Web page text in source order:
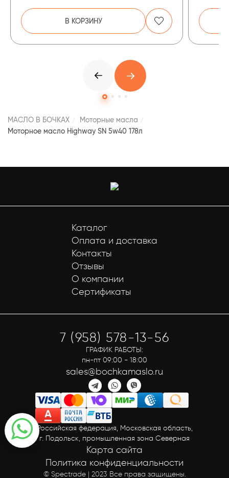
В КОРЗИНУ
МАСЛО В БОЧКАХ
Моторные масла
Моторное масло Highway SN 5w40 178л
Каталог
Оплата и доставка
Контакты
Отзывы
О компании
Сертификаты
Российская федерация, Московская область,
г. Подольск, промышленная зона Северная
© Spectrade | 2023 Все права защищены.
Политика конфиденциальности
Карта сайта
7 (958) 578-13-56
ГРАФИК РАБОТЫ:
пн-пт 09:00 - 18:00
sales@bochkamaslo.ru